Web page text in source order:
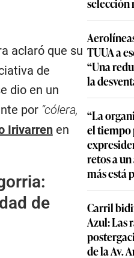
aclaró que su
de
dio en un
por “cólera,
Irivarrenen
de
TUUA a
“Una
la
“La
el tiempo
retos a
más está
Carril
Azul: Las
de la Av.